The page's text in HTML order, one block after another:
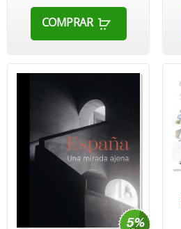
COMPRAR